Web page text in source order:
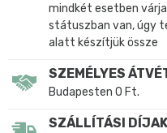
mindkét esetben
státuszban van, úgy
alatt készítjük össze
SZEMÉLYES
Budapesten 0 Ft.
SZÁLLÍTÁSI DÍJAK